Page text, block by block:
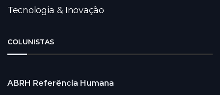
Tecnologia & Inovação
COLUNISTAS
ABRH Referência Humana